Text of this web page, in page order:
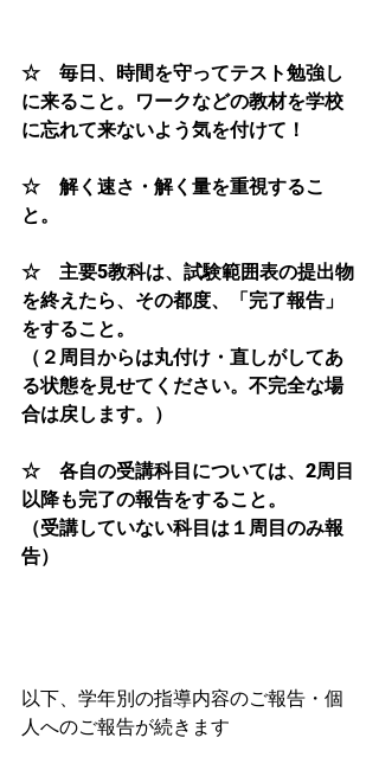
☆　毎日、時間を守ってテスト勉強し
に来ること。ワークなどの教材を学校
に忘れて来ないよう気を付けて！
☆　解く速さ・解く量を重視するこ
と。
☆　主要5教科は、試験範囲表の提出物
を終えたら、その都度、「完了報告」
をすること。
（２周目からは丸付け・直しがしてあ
る状態を見せてください。不完全な場
合は戻します。）
☆　各自の受講科目については、2周目
以降も完了の報告をすること。
（受講していない科目は１周目のみ報
告）
以下、学年別の指導内容のご報告・個
人へのご報告が続きます